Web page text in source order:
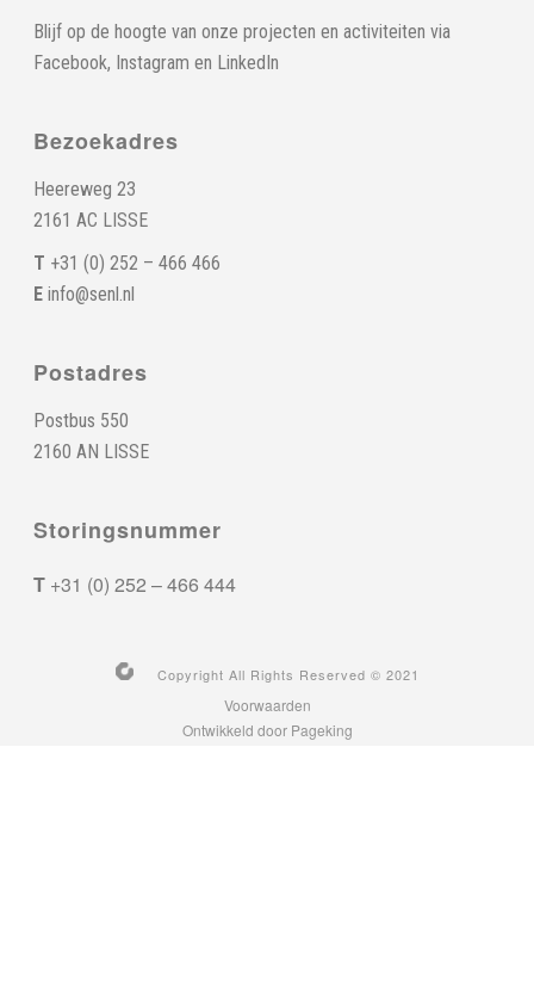
Blijf op de hoogte van onze projecten en activiteiten via
Facebook, Instagram en LinkedIn
Bezoekadres
Heereweg 23
2161 AC LISSE
T +31 (0) 252 – 466 466
E info@senl.nl
Postadres
Postbus 550
2160 AN LISSE
Storingsnummer
T +31 (0) 252 – 466 444
Copyright All Rights Reserved © 2021
Voorwaarden
Ontwikkeld door Pageking